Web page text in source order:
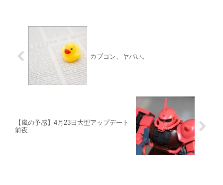
カプコン、ヤバい。
【嵐の予感】4月23日大型アップデート
前夜